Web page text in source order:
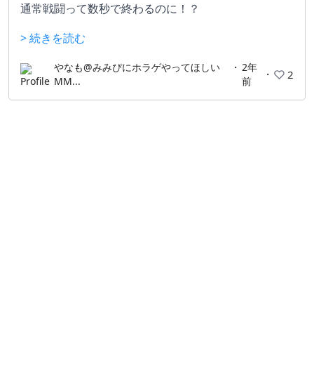
通常戦闘って数秒で終わるのに！？
> 続きを読む
やなも@みみぴにホラゲやってほしい
MM...
・ 2年
前
・ 2